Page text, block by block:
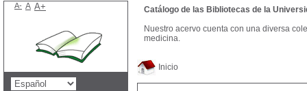
Inicio
Catálogo de las Bibliotecas de la
Nuestro acervo cuenta con una diversa
medicina.
A- A A+